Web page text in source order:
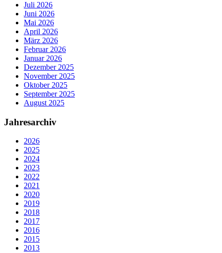
Juli 2026
Juni 2026
Mai 2026
April 2026
März 2026
Februar 2026
Januar 2026
Dezember 2025
November 2025
Oktober 2025
September 2025
August 2025
Jahresarchiv
2026
2025
2024
2023
2022
2021
2020
2019
2018
2017
2016
2015
2013